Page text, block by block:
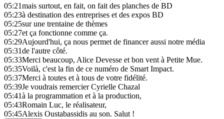
05:21mais surtout, en fait, on fait des planches de BD
05:23à destination des entreprises et des expos BD
05:25sur une trentaine de thèmes
05:27et ça fonctionne comme ça.
05:29Aujourd'hui, ça nous permet de financer aussi notre média
05:31de l'autre côté.
05:33Merci beaucoup, Alice Devesse et bon vent à Petite Mue.
05:35Voilà, c'est la fin de ce numéro de Smart Impact.
05:37Merci à toutes et à tous de votre fidélité.
05:39Je voudrais remercier Cyrielle Chazal
05:41à la programmation et à la production,
05:43Romain Luc, le réalisateur,
05:45Alexis Oustabassidis au son. Salut !